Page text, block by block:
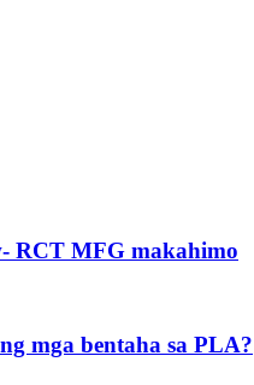
RCT MFG makahimo
mga bentaha sa PLA?